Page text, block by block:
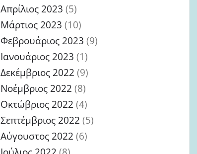
Απρίλιος 2023 (5)
Μάρτιος 2023 (10)
Φεβρουάριος 2023 (9)
Ιανουάριος 2023 (1)
Δεκέμβριος 2022 (9)
Νοέμβριος 2022 (8)
Οκτώβριος 2022 (4)
Σεπτέμβριος 2022 (5)
Αύγουστος 2022 (6)